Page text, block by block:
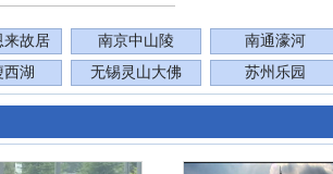
来故居 南京中山陵
南通濠河
西湖
无锡灵山大佛 苏州乐园